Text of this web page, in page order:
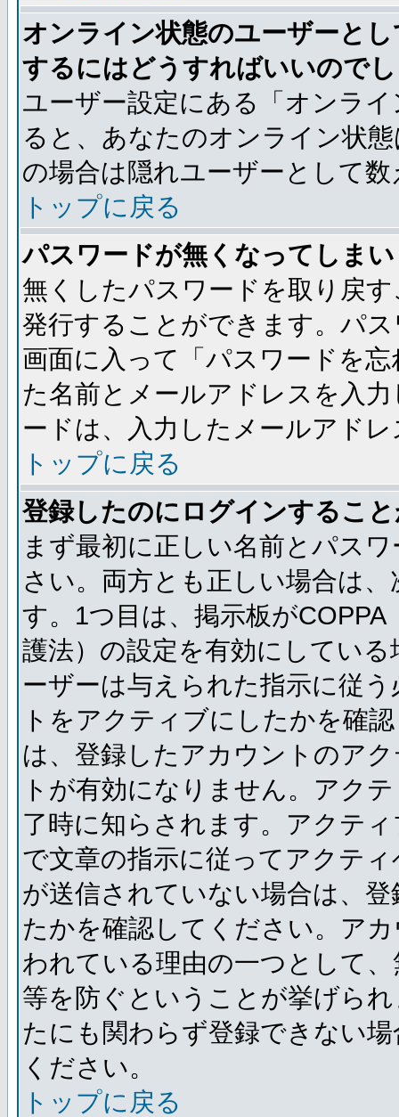
オンライン状態のユーザーと
するにはどうすればいいので
ユーザー設定にある「オンラ
ると、あなたのオンライン状
の場合は隠れユーザーとして
トップに戻る
パスワードが無くなってしま
無くしたパスワードを取り戻
発行することができます。パ
画面に入って「パスワードを
た名前とメールアドレスを入
ードは、入力したメールアド
トップに戻る
登録したのにログインするこ
まず最初に正しい名前とパス
さい。両方とも正しい場合は
す。1つ目は、掲示板が
護法）の設定を有効にしてい
ーザーは与えられた指示に従
トをアクティブにしたかを確
は、登録したアカウントのア
トが有効になりません。アク
了時に知らされます。アクテ
で文章の指示に従ってアクテ
が送信されていない場合は、
たかを確認してください。ア
われている理由の一つとして
等を防ぐということが挙げら
たにも関わらず登録できない
ください。
トップに戻る